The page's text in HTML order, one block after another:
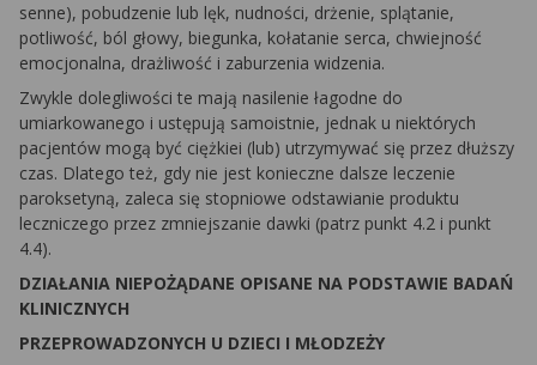
senne), pobudzenie lub lęk, nudności, drżenie, splątanie,
potliwość, ból głowy, biegunka, kołatanie serca, chwiejność
emocjonalna, drażliwość i zaburzenia widzenia.
Zwykle dolegliwości te mają nasilenie łagodne do
umiarkowanego i ustępują samoistnie, jednak u niektórych
pacjentów mogą być ciężkiei (lub) utrzymywać się przez dłuższy
czas. Dlatego też, gdy nie jest konieczne dalsze leczenie
paroksetyną, zaleca się stopniowe odstawianie produktu
leczniczego przez zmniejszanie dawki (patrz punkt 4.2 i punkt
4.4).
DZIAŁANIA NIEPOŻĄDANE OPISANE NA PODSTAWIE BADAŃ
KLINICZNYCH
PRZEPROWADZONYCH U DZIECI I MŁODZEŻY